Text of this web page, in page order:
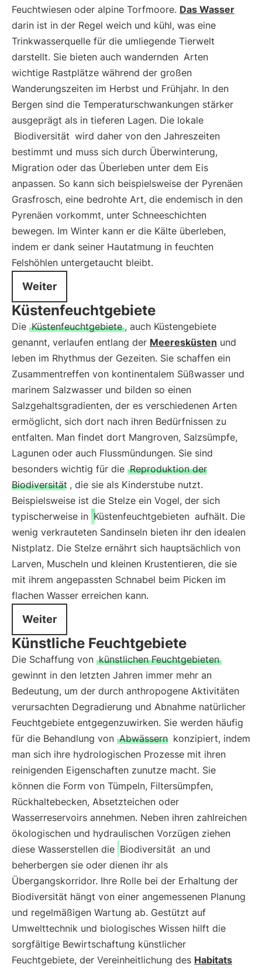
Feuchtwiesen oder alpine Torfmoore. Das Wasser
darin ist in der Regel weich und kühl, was eine
Trinkwasserquelle für die umliegende Tierwelt
darstellt. Sie bieten auch wandernden Arten
wichtige Rastplätze während der großen
Wanderungszeiten im Herbst und Frühjahr. In den
Bergen sind die Temperaturschwankungen stärker
ausgeprägt als in tieferen Lagen. Die lokale
Biodiversität wird daher von den Jahreszeiten
bestimmt und muss sich durch Überwinterung,
Migration oder das Überleben unter dem Eis
anpassen. So kann sich beispielsweise der Pyrenäen
Grasfrosch, eine bedrohte Art, die endemisch in den
Pyrenäen vorkommt, unter Schneeschichten
bewegen. Im Winter kann er die Kälte überleben,
indem er dank seiner Hautatmung in feuchten
Felshöhlen untergetaucht bleibt.
Weiter
Küstenfeuchtgebiete
Die Küstenfeuchtgebiete , auch Küstengebiete
genannt, verlaufen entlang der Meeresküsten und
leben im Rhythmus der Gezeiten. Sie schaffen ein
Zusammentreffen von kontinentalem Süßwasser und
marinem Salzwasser und bilden so einen
Salzgehaltsgradienten, der es verschiedenen Arten
ermöglicht, sich dort nach ihren Bedürfnissen zu
entfalten. Man findet dort Mangroven, Salzsümpfe,
Lagunen oder auch Flussmündungen. Sie sind
besonders wichtig für die Reproduktion der
Biodiversität , die sie als Kinderstube nutzt.
Beispielsweise ist die Stelze ein Vogel, der sich
typischerweise in Küstenfeuchtgebieten aufhält. Die
wenig verkrauteten Sandinseln bieten ihr den idealen
Nistplatz. Die Stelze ernährt sich hauptsächlich von
Larven, Muscheln und kleinen Krustentieren, die sie
mit ihrem angepassten Schnabel beim Picken im
flachen Wasser erreichen kann.
Weiter
Künstliche Feuchtgebiete
Die Schaffung von künstlichen Feuchtgebieten
gewinnt in den letzten Jahren immer mehr an
Bedeutung, um der durch anthropogene Aktivitäten
verursachten Degradierung und Abnahme natürlicher
Feuchtgebiete entgegenzuwirken. Sie werden häufig
für die Behandlung von Abwässern konzipiert, indem
man sich ihre hydrologischen Prozesse mit ihren
reinigenden Eigenschaften zunutze macht. Sie
können die Form von Tümpeln, Filtersümpfen,
Rückhaltebecken, Absetzteichen oder
Wasserreservoirs annehmen. Neben ihren zahlreichen
ökologischen und hydraulischen Vorzügen ziehen
diese Wasserstellen die Biodiversität an und
beherbergen sie oder dienen ihr als
Übergangskorridor. Ihre Rolle bei der Erhaltung der
Biodiversität hängt von einer angemessenen Planung
und regelmäßigen Wartung ab. Gestützt auf
Umwelttechnik und biologisches Wissen hilft die
sorgfältige Bewirtschaftung künstlicher
Feuchtgebiete, der Vereinheitlichung des Habitats